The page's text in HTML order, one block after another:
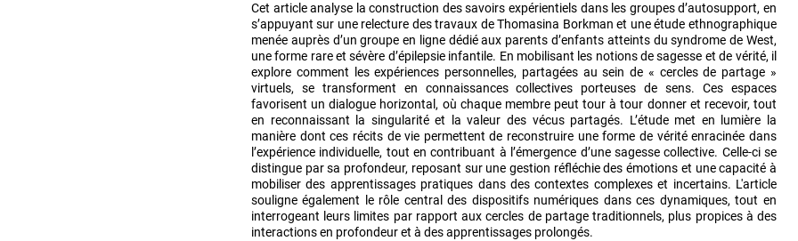
Cet article analyse la construction des savoirs expérientiels dans les groupes d’autosupport, en
s’appuyant sur une relecture des travaux de Thomasina Borkman et une étude ethnographique
menée auprès d’un groupe en ligne dédié aux parents d’enfants atteints du syndrome de West,
une forme rare et sévère d’épilepsie infantile. En mobilisant les notions de sagesse et de vérité, il
explore comment les expériences personnelles, partagées au sein de « cercles de partage »
virtuels, se transforment en connaissances collectives porteuses de sens. Ces espaces
favorisent un dialogue horizontal, où chaque membre peut tour à tour donner et recevoir, tout
en reconnaissant la singularité et la valeur des vécus partagés. L’étude met en lumière la
manière dont ces récits de vie permettent de reconstruire une forme de vérité enracinée dans
l’expérience individuelle, tout en contribuant à l’émergence d’une sagesse collective. Celle-ci se
distingue par sa profondeur, reposant sur une gestion réfléchie des émotions et une capacité à
mobiliser des apprentissages pratiques dans des contextes complexes et incertains. L'article
souligne également le rôle central des dispositifs numériques dans ces dynamiques, tout en
interrogeant leurs limites par rapport aux cercles de partage traditionnels, plus propices à des
interactions en profondeur et à des apprentissages prolongés.